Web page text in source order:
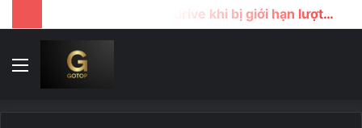
Cách tải file google drive khi bị giới hạn lượt download